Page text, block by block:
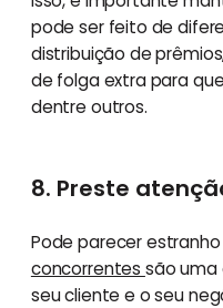
pode ser feito de
distribuição de
de folga extra para
dentre outros.
8. Preste
Pode parecer
concorrentes são
seu cliente e o seu